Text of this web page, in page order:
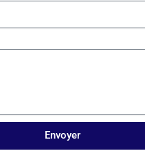
Envoyer